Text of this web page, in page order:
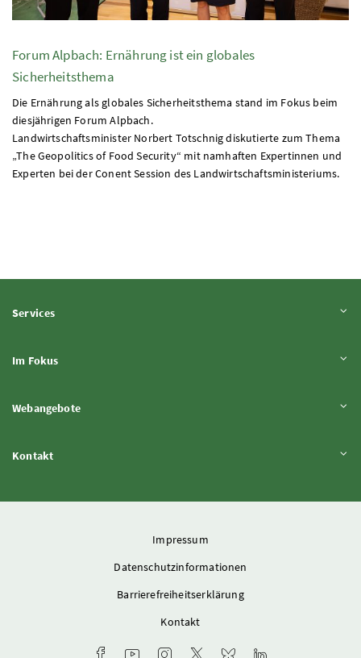
Forum Alpbach: Ernährung ist ein globales
Sicherheitsthema
Die Ernährung als globales Sicherheitsthema stand im Fokus beim
diesjährigen Forum Alpbach.
Landwirtschaftsminister Norbert Totschnig diskutierte zum Thema
„The Geopolitics of Food Security“ mit namhaften Expertinnen und
Experten bei der Conent Session des Landwirtschaftsministeriums.
ServicesInhalt aufklappen
Im FokusInhalt aufklappen
WebangeboteInhalt aufklappen
KontaktInhalt aufklappen
Impressum
Datenschutzinformationen
Barrierefreiheitserklärung
Kontakt
Facebook-Kanal des Ministeriums
Youtube-Kanal des Bundesministeriums
Instagram-Auftritt des Ministeriums
X-Account des Ministeriums
Bluesky-Account des